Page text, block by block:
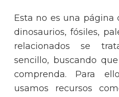
Esta no es una página
dinosaurios, fósiles,
relacionados se
sencillo, buscando
comprenda. Para
usamos recursos